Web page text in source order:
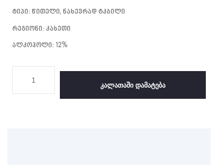
Ტიპი: Წითელი, Ნახევრად Ტკბილი
Რეგიონი: Კახეთი
Ალკოჰოლი: 12%
Კალათაში Დამატება